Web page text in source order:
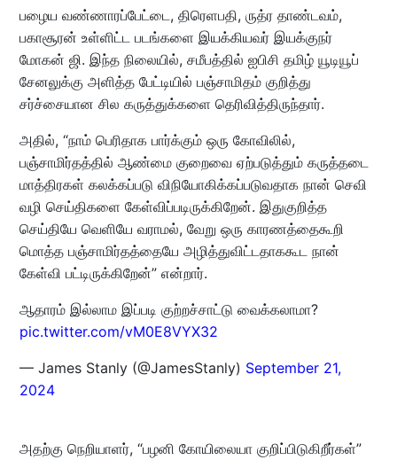
பழைய வண்ணாரப்பேட்டை, திரெளபதி, ருத்ர தாண்டவம்,
பகாசூரன் உள்ளிட்ட படங்களை இயக்கியவர் இயக்குநர்
மோகன் ஜி. இந்த நிலையில், சமீபத்தில் ஐபிசி தமிழ் யூடியூப்
சேனலுக்கு அளித்த பேட்டியில் பஞ்சாமிதம் குறித்து
சர்ச்சையான சில கருத்துக்களை தெரிவித்திருந்தார்.
அதில், “நாம் பெரிதாக பார்க்கும் ஒரு கோவிலில்,
பஞ்சாமிர்தத்தில் ஆண்மை குறைவை ஏற்படுத்தும் கருத்தடை
மாத்திரகள் கலக்கப்படு விநியோகிக்கப்படுவதாக நான் செவி
வழி செய்திகளை கேள்விப்படிருக்கிறேன். இதுகுறித்த
செய்தியே வெளியே வராமல், வேறு ஒரு காரணத்தைகூறி
மொத்த பஞ்சாமிர்தத்தையே அழித்துவிட்டதாககூட நான்
கேள்வி பட்டிருக்கிறேன்” என்றார்.
ஆதாரம் இல்லாம இப்படி குற்றச்சாட்டு வைக்கலாமா?
pic.twitter.com/vM0E8VYX32
— James Stanly (@JamesStanly) September 21,
2024
அதற்கு நெறியாளர், “பழனி கோயிலையா குறிப்பிடுகிறீர்கள்”